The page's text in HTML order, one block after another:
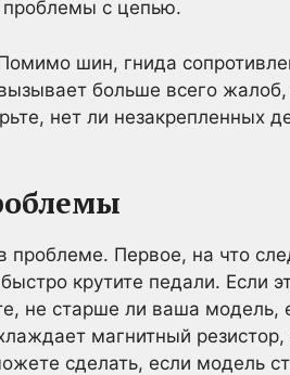
проблемы с цепью.
шин, гнида
больше всего
нет ли незакрепленных
Первое, на что
крутите педали. Если
не старше ли ваша модель,
магнитный резистор,
сделать, если модель